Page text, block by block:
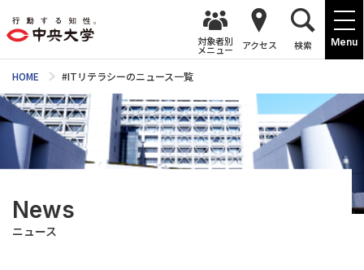
Menu
対象者別
メニュー アクセス 検索
HOME #ITリテラシーのニュース一覧
News
ニュース